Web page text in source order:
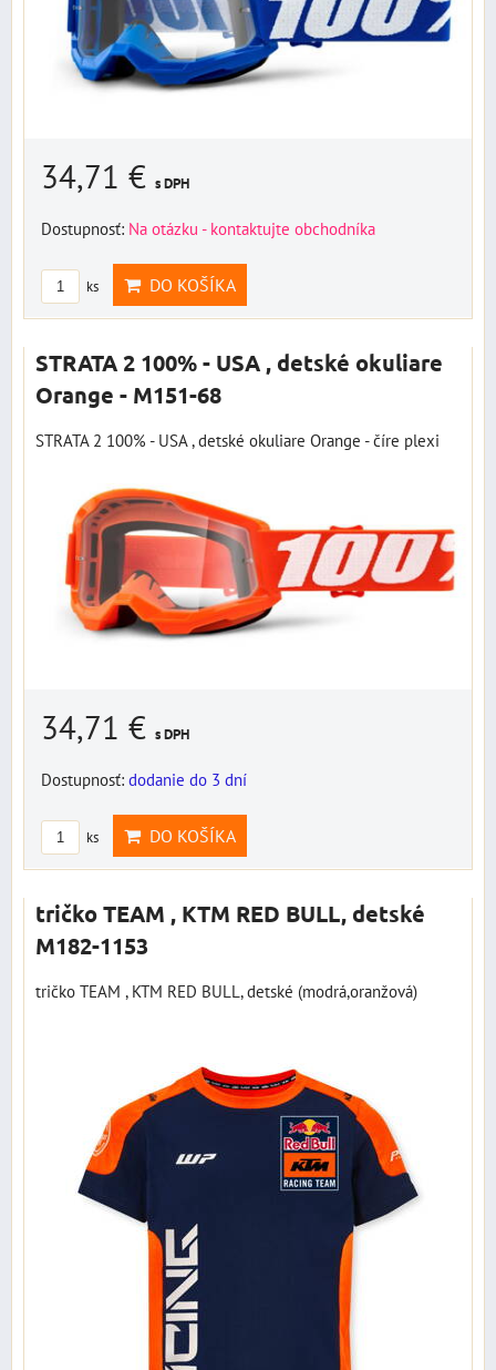
34,71 € s DPH
Dostupnosť: Na otázku - kontaktujte obchodníka
ks DO KOŠÍKA
STRATA 2 100% - USA , detské okuliare
Orange - M151-68
STRATA 2 100% - USA , detské okuliare Orange - číre plexi
34,71 € s DPH
Dostupnosť: dodanie do 3 dní
ks DO KOŠÍKA
tričko TEAM , KTM RED BULL, detské
M182-1153
tričko TEAM , KTM RED BULL, detské (modrá,oranžová)